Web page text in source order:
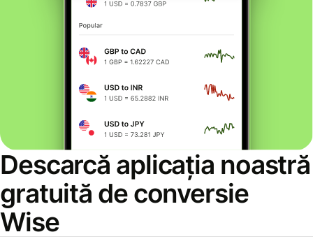
Descarcă aplicația noastră
gratuită de conversie
Wise